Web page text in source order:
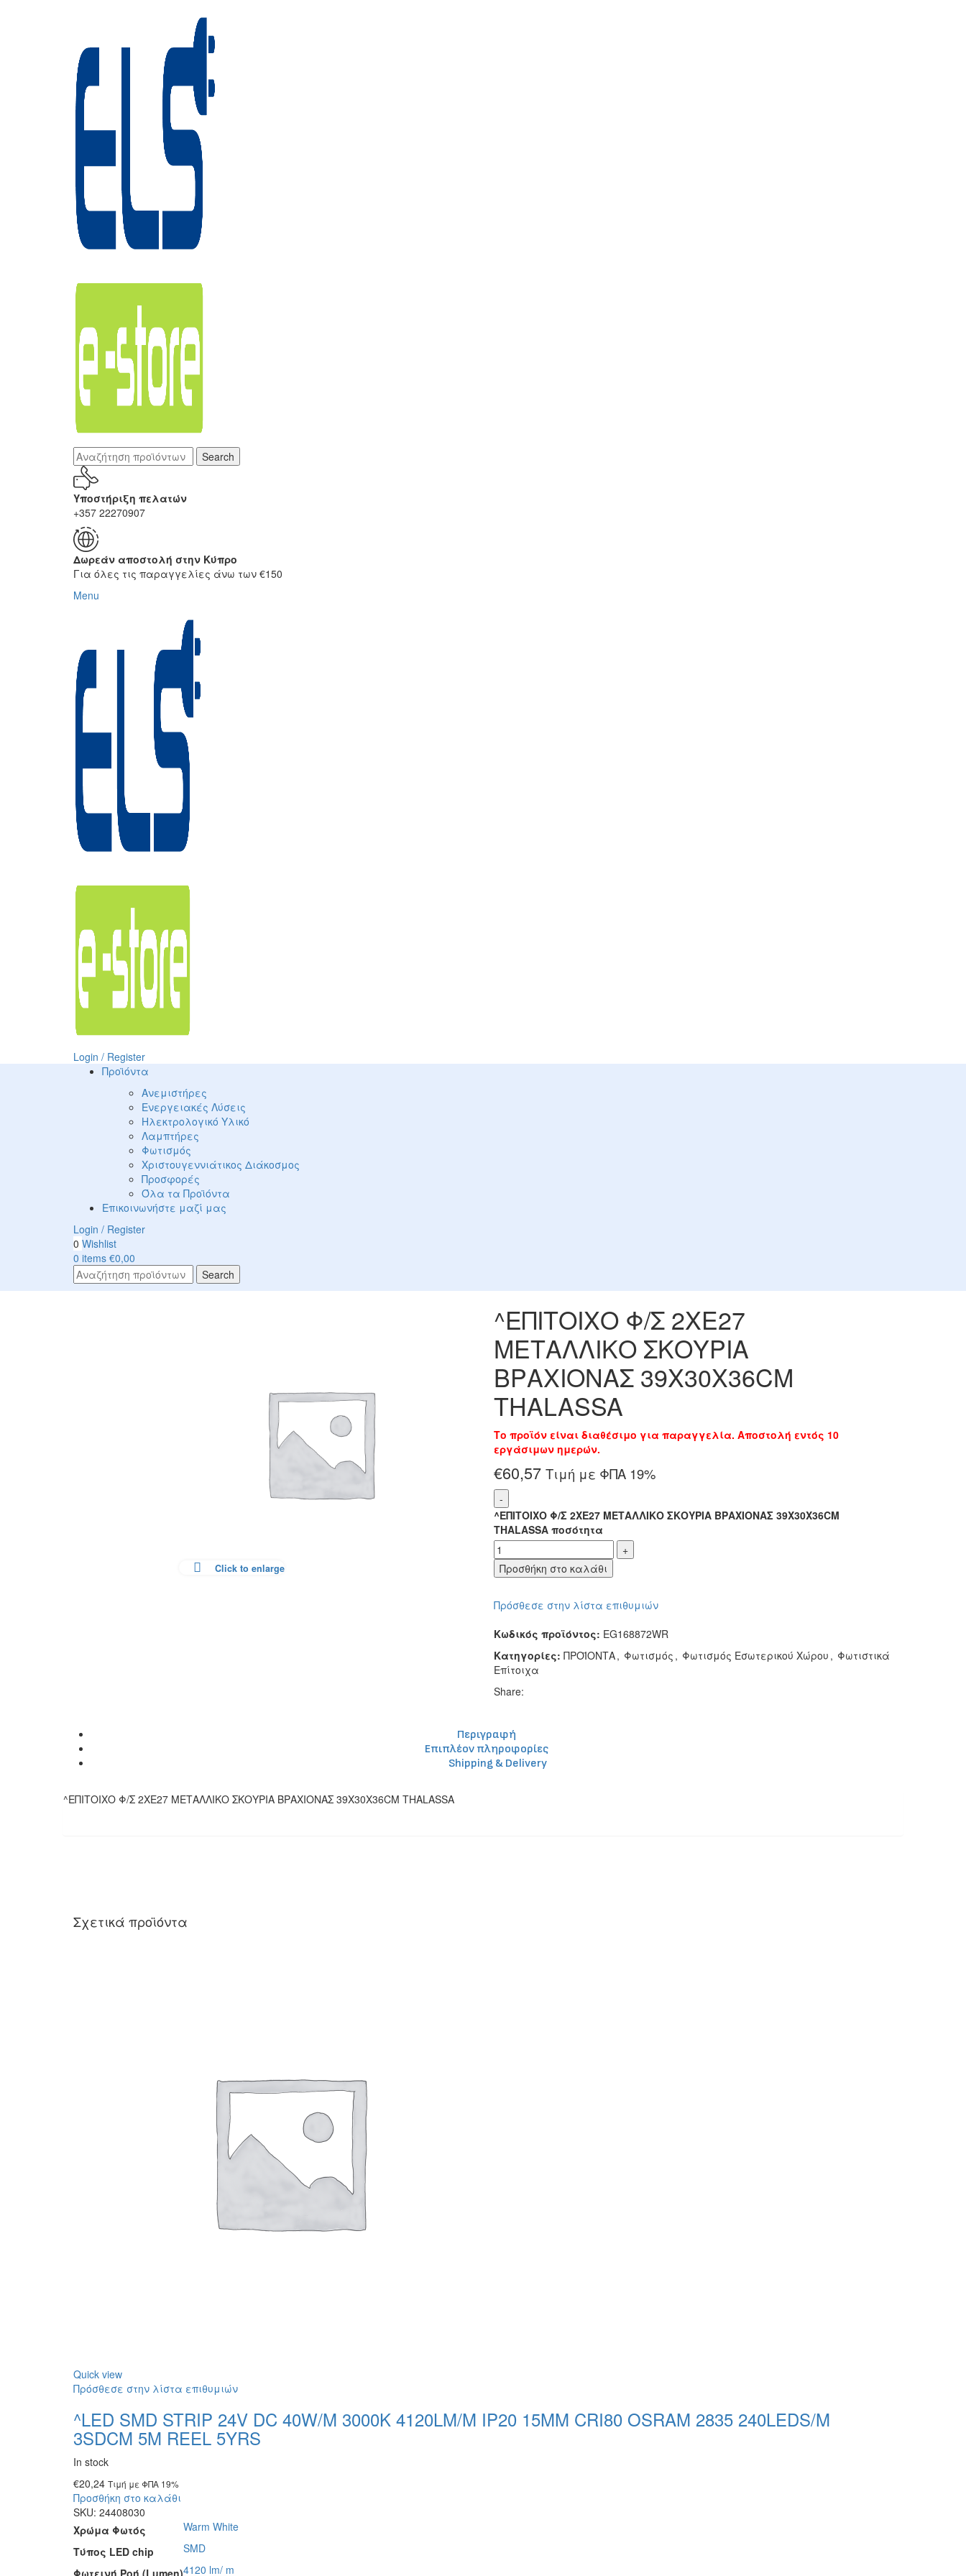
Search
Υποστήριξη πελατών
+357 22270907
Δωρεάν αποστολή στην Κύπρο
Για όλες τις παραγγελίες άνω των €150
Menu
Login / Register
Προϊόντα
Ανεμιστήρες
Ενεργειακές Λύσεις
Ηλεκτρολογικό Υλικό
Λαμπτήρες
Φωτισμός
Χριστουγεννιάτικος Διάκοσμος
Προσφορές
Όλα τα Προϊόντα
Επικοινωνήστε μαζί μας
Login / Register
0 Wishlist
0 items €0,00
Search
Click to enlarge
^ΕΠΙΤΟΙΧΟ Φ/Σ 2ΧΕ27
ΜΕΤΑΛΛΙΚΟ ΣΚΟΥΡΙΑ
ΒΡΑΧΙΟΝΑΣ 39Χ30Χ36CM
THALASSA
Το προϊόν είναι διαθέσιμο για παραγγελία. Αποστολή εντός 10
εργάσιμων ημερών.
€60,57 Τιμή με ΦΠΑ 19%
^ΕΠΙΤΟΙΧΟ Φ/Σ 2ΧΕ27 ΜΕΤΑΛΛΙΚΟ ΣΚΟΥΡΙΑ ΒΡΑΧΙΟΝΑΣ 39Χ30Χ36CM
THALASSA ποσότητα
Προσθήκη στο καλάθι
Πρόσθεσε στην λίστα επιθυμιών
Κωδικός προϊόντος: EG168872WR
Κατηγορίες: ΠΡΟΪΟΝΤΑ, Φωτισμός , Φωτισμός Εσωτερικού Χώρου , Φωτιστικά
Επίτοιχα
Share:
Περιγραφή
Επιπλέον πληροφορίες
Shipping & Delivery
^ΕΠΙΤΟΙΧΟ Φ/Σ 2ΧΕ27 ΜΕΤΑΛΛΙΚΟ ΣΚΟΥΡΙΑ ΒΡΑΧΙΟΝΑΣ 39Χ30Χ36CM THALASSA
Σχετικά προϊόντα
Quick view
Πρόσθεσε στην λίστα επιθυμιών
^LED SMD STRIP 24V DC 40W/M 3000K 4120LM/M IP20 15MM CRI80 OSRAM 2835 240LEDS/M
3SDCM 5M REEL 5YRS
In stock
€20,24 Τιμή με ΦΠΑ 19%
Προσθήκη στο καλάθι
SKU: 24408030
Χρώμα Φωτός
Warm White
Τύπος LED chip
SMD
Φωτεινή Ροή (Lumen)4120 lm/ m